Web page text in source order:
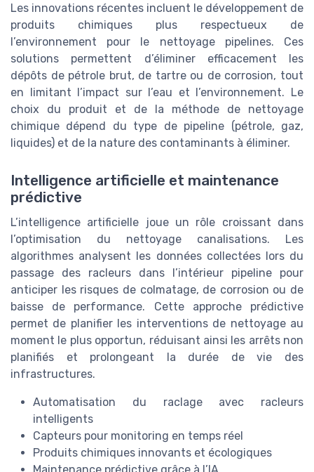
Les innovations récentes incluent le développement de
produits chimiques plus respectueux de
l’environnement pour le nettoyage pipelines. Ces
solutions permettent d’éliminer efficacement les
dépôts de pétrole brut, de tartre ou de corrosion, tout
en limitant l’impact sur l’eau et l’environnement. Le
choix du produit et de la méthode de nettoyage
chimique dépend du type de pipeline (pétrole, gaz,
liquides) et de la nature des contaminants à éliminer.
Intelligence artificielle et maintenance
prédictive
L’intelligence artificielle joue un rôle croissant dans
l’optimisation du nettoyage canalisations. Les
algorithmes analysent les données collectées lors du
passage des racleurs dans l’intérieur pipeline pour
anticiper les risques de colmatage, de corrosion ou de
baisse de performance. Cette approche prédictive
permet de planifier les interventions de nettoyage au
moment le plus opportun, réduisant ainsi les arrêts non
planifiés et prolongeant la durée de vie des
infrastructures.
Automatisation du raclage avec racleurs
intelligents
Capteurs pour monitoring en temps réel
Produits chimiques innovants et écologiques
Maintenance prédictive grâce à l’IA